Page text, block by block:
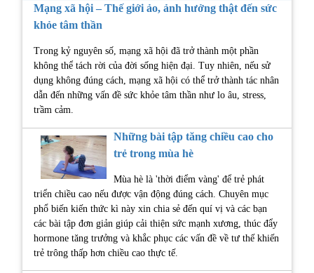
Mạng xã hội – Thế giới ảo, ảnh hưởng thật đến sức
khỏe tâm thần
Trong kỷ nguyên số, mạng xã hội đã trở thành một phần
không thể tách rời của đời sống hiện đại. Tuy nhiên, nếu sử
dụng không đúng cách, mạng xã hội có thể trở thành tác nhân
dẫn đến những vấn đề sức khỏe tâm thần như lo âu, stress,
trầm cảm.
Những bài tập tăng chiều cao cho
trẻ trong mùa hè
Mùa hè là 'thời điểm vàng' để trẻ phát
triển chiều cao nếu được vận động đúng cách. Chuyên mục
phổ biến kiến thức kì này xin chia sẻ đến quí vị và các bạn
các bài tập đơn giản giúp cải thiện sức mạnh xương, thúc đẩy
hormone tăng trưởng và khắc phục các vấn đề về tư thế khiến
trẻ trông thấp hơn chiều cao thực tế.